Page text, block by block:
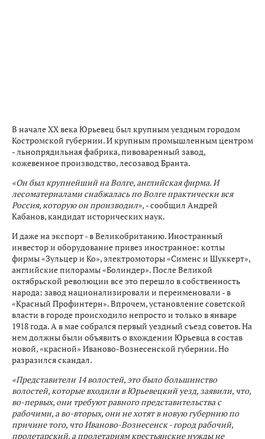
В начале XX века Юрьевец был крупным уездным городом
Костромской губернии. И крупным промышленным центром
- льнопрядильная фабрика, пивоваренный завод,
кожевенное производство, лесозавод Бранта.
«Он был крупнейший на Волге, английская фирма. И
лесоматериалами снабжалась по Волге практически вся
Россия, которую он производил», - сообщил Андрей
Кабанов, кандидат исторических наук.
И даже на экспорт - в Великобританию. Иностранный
инвестор и оборудование привез иностранное: котлы
фирмы «Зульцер и Ко», электромоторы «Сименс и Шуккерт»,
английские пилорамы «Болиндер». После Великой
октябрьской революции все это перешло в собственность
народа: завод национализировали и переименовали - в
«Красный Профинтерн». Впрочем, установление советской
власти в городе происходило непросто и только в январе
1918 года. А в мае собрался первый уездный съезд советов. На
нем должны были объявить о вхождении Юрьевца в состав
новой, «красной» Иваново-Вознесенской губернии. Но
разразился скандал.
«Представители 14 волостей, это было большинство
волостей, которые входили в Юрьевецкий уезд, заявили, что,
во-первых, они требуют равного представительства с
рабочими, а во-вторых, они не хотят в новую губернию по
причине того, что Иваново-Вознесенск - город рабочий,
пролетарский, а пролетариям крестьянские нужды не